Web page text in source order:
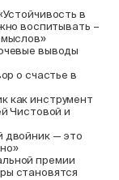
в
воспитывать –
выводы
о счастье в
как инструмент
Чистовой и
двойник — это
премии
становятся